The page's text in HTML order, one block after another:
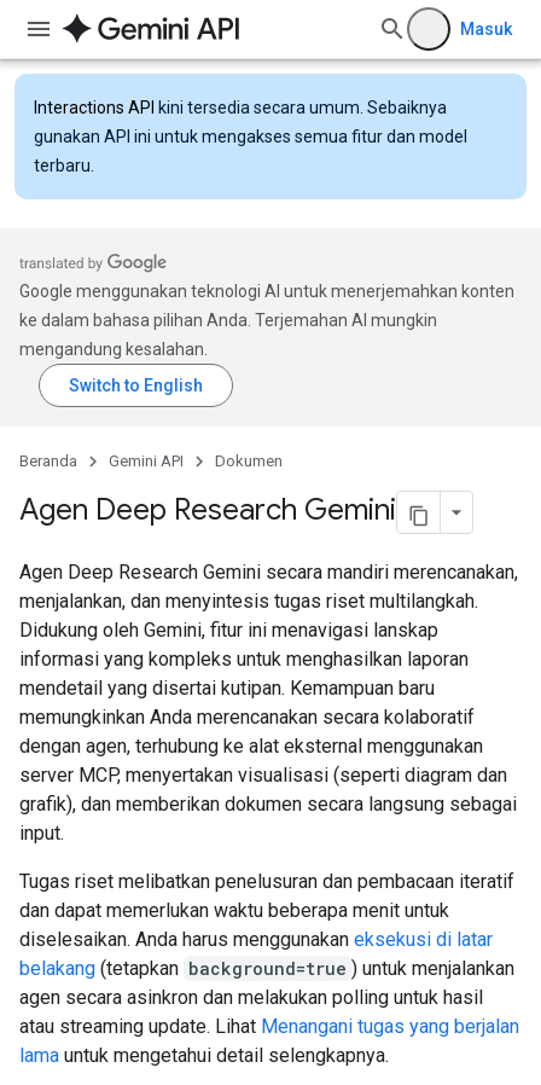
Masuk
Interactions API kini tersedia secara umum. Sebaiknya
gunakan API ini untuk mengakses semua fitur dan model
terbaru.
Google menggunakan teknologi AI untuk menerjemahkan konten
ke dalam bahasa pilihan Anda. Terjemahan AI mungkin
mengandung kesalahan.
Beranda Gemini API Dokumen
Agen Deep Research Gemini
Agen Deep Research Gemini secara mandiri merencanakan,
menjalankan, dan menyintesis tugas riset multilangkah.
Didukung oleh Gemini, fitur ini menavigasi lanskap
informasi yang kompleks untuk menghasilkan laporan
mendetail yang disertai kutipan. Kemampuan baru
memungkinkan Anda merencanakan secara kolaboratif
dengan agen, terhubung ke alat eksternal menggunakan
server MCP, menyertakan visualisasi (seperti diagram dan
grafik), dan memberikan dokumen secara langsung sebagai
input.
Tugas riset melibatkan penelusuran dan pembacaan iteratif
dan dapat memerlukan waktu beberapa menit untuk
diselesaikan. Anda harus menggunakan eksekusi di latar
belakang (tetapkan background=true ) untuk menjalankan
agen secara asinkron dan melakukan polling untuk hasil
atau streaming update. Lihat Menangani tugas yang berjalan
lama untuk mengetahui detail selengkapnya.